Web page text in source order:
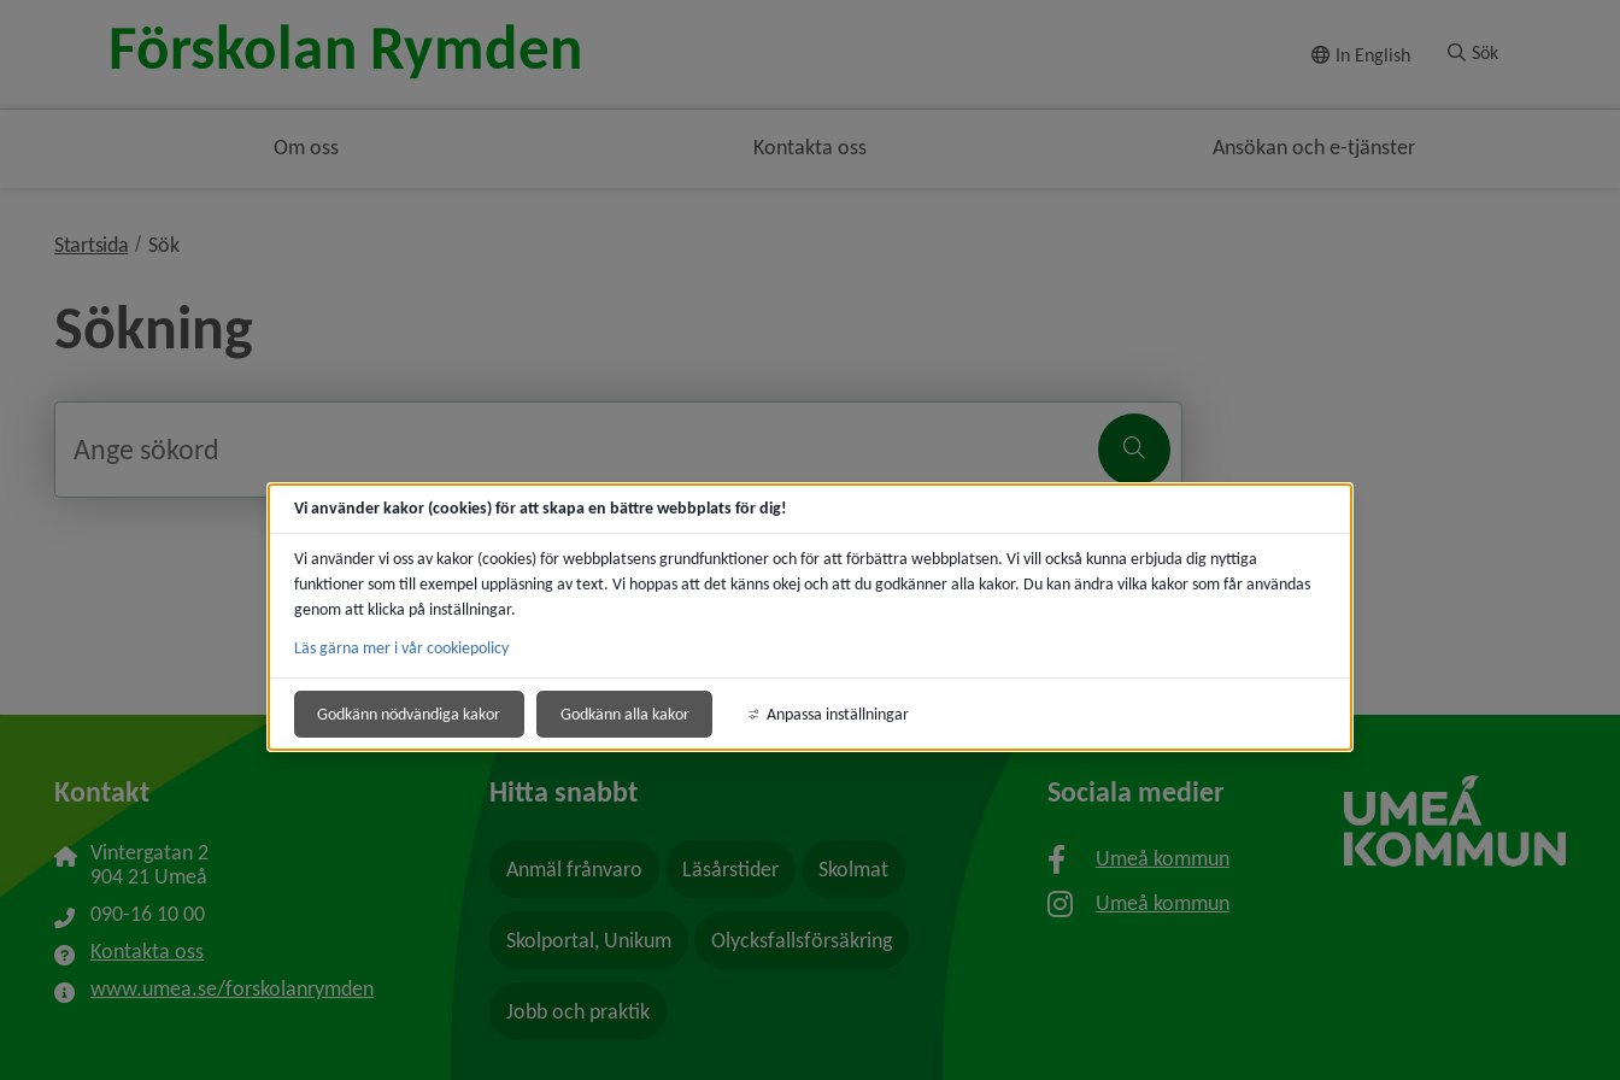
In English Sök
Om oss Kontakta oss Ansökan och e-tjänster
Startsida Söknivå i brödsmulenavigeringen
Sökning
Sök
Kontakt
Vintergatan 2
904 21 Umeå
090-16 10 00
Kontakta oss
www.umea.se/forskolanrymden
Hitta snabbt
Anmäl frånvaro Läsårstider Skolmat
Skolportal, Unikum Olycksfallsförsäkring
Jobb och praktik
Sociala medier
Umeå kommun
Umeå kommun
Vi använder kakor (cookies) för att skapa en bättre webbplats för dig!
Vi använder vi oss av kakor (cookies) för webbplatsens grundfunktioner och för att förbättra webbplatsen. Vi vill också kunna erbjuda dig nyttiga
funktioner som till exempel uppläsning av text. Vi hoppas att det känns okej och att du godkänner alla kakor. Du kan ändra vilka kakor som får användas
genom att klicka på inställningar.
Läs gärna mer i vår cookiepolicy
Godkänn nödvändiga kakor Godkänn alla kakor Anpassa inställningar